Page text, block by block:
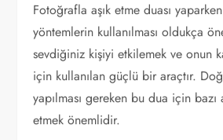
Fotoğrafla aşık etme duası
yöntemlerin kullanılması oldukça
sevdiğiniz kişiyi etkilemek ve onun
için kullanılan güçlü bir araçtır.
yapılması gereken bu dua için bazı
etmek önemlidir.